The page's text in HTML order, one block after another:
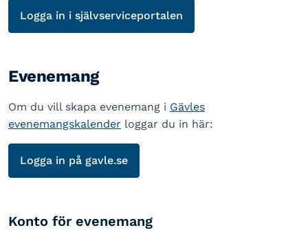
Logga in i självserviceportalen
Evenemang
Om du vill skapa evenemang i Gävles
evenemangskalender loggar du in här:
Logga in på gavle.se
Konto för evenemang